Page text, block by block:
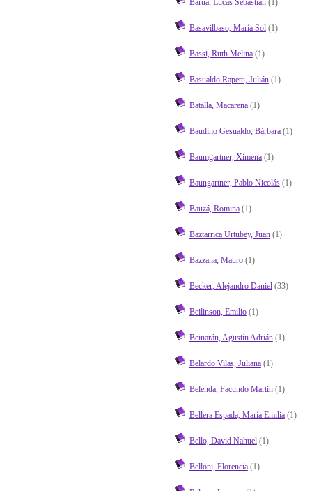
Basavilbaso, María Sol(1)
Bassi, Ruth Melina(1)
Basualdo Rapetti, Julián(1)
Batalla, Macarena(1)
Baudino Gesualdo, Bárbara(1)
Baumgartner, Ximena(1)
Baungartner, Pablo Nicolás(1)
Bauzá, Romina(1)
Baztarrica Urtubey, Juan(1)
Bazzana, Mauro(1)
Becker, Alejandro Daniel(33)
Beilinson, Emilio(1)
Beinarán, Agustín Adrián(1)
Belardo Vilas, Juliana(1)
Belenda, Facundo Martin(1)
Bellera Espada, María Emilia(1)
Bello, David Nahuel(1)
Belloni, Florencia(1)